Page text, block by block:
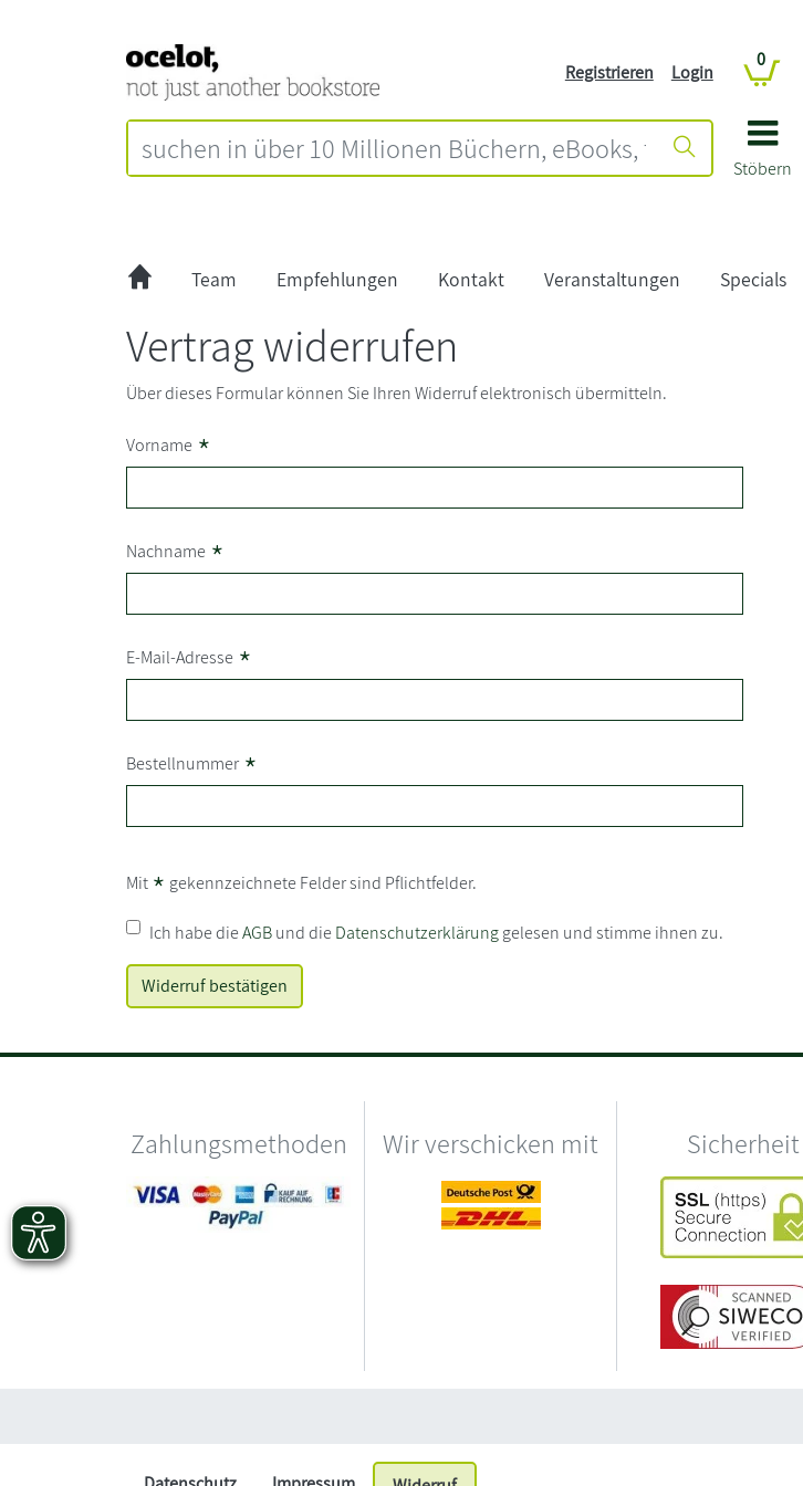
Stöbern
Registrieren Login
0
Team Empfehlungen Kontakt Veranstaltungen Specials
Vertrag widerrufen
Über dieses Formular können Sie Ihren Widerruf elektronisch übermitteln.
Vorname *
Nachname *
E-Mail-Adresse *
Bestellnummer *
Mit * gekennzeichnete Felder sind Pflichtfelder.
Ich habe dieAGBund dieDatenschutzerklärunggelesen und stimme ihnen zu.
Zahlungsmethoden Wir verschicken mit Sicherheit